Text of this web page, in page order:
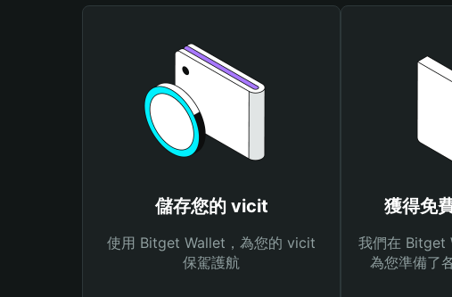
儲存您的 vicit
使用 Bitget Wallet，為您的 vicit
保駕護航
獲得免
我們在 Bitget
為您準備了